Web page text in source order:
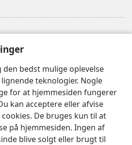
den bedst mulige oplevelse
teknologier. Nogle
for at hjemmesiden fungerer
kan acceptere eller afvise
De bruges kun til at
på hjemmesiden. Ingen af
blive solgt eller brugt til